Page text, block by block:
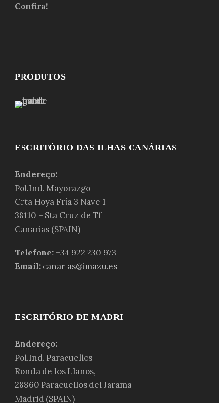
Confira!
PRODUTOS
ESCRITÓRIO DAS ILHAS CANÁRIAS
Endereço:
Pol.Ind. Mayorazgo
Crta Hoya Fría 3 Nave 1
38110 – Sta Cruz de Tf
Canarias (SPAIN)
Telefone:+34 922 230 973
Email: canarias@imazu.es
ESCRITÓRIO DE MADRI
Endereço:
Pol.Ind. Paracuellos
Ronda de los Llanos,
28860 Paracuellos del Jarama
Madrid (SPAIN)